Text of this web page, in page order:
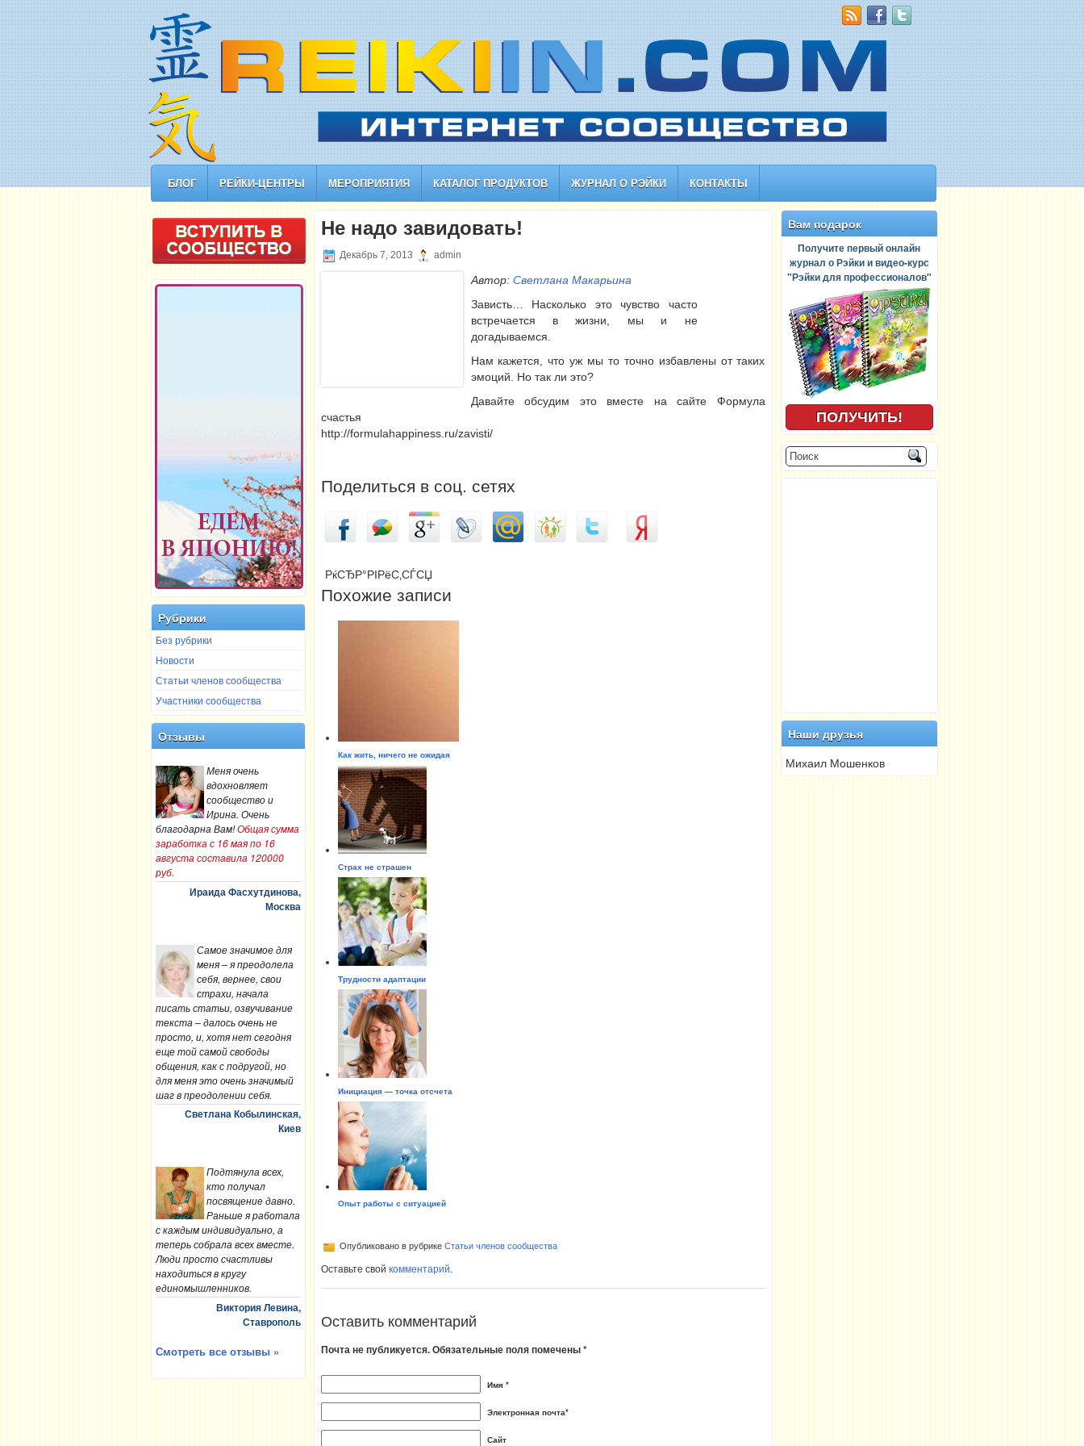
БЛОГ РЕЙКИ-ЦЕНТРЫ МЕРОПРИЯТИЯ КАТАЛОГ ПРОДУКТОВ ЖУРНАЛ О РЭЙКИ КОНТАКТЫ
Рубрики
Без рубрики
Новости
Статьи членов сообщества
Участники сообщества
Отзывы
Меня очень
вдохновляет
сообщество и
Ирина. Очень
благодарна Вам!Общая сумма
заработка с 16 мая по 16
августа составила 120000
руб.
Ираида Фасхутдинова,
Москва
Самое значимое для
меня – я преодолела
себя, вернее, свои
страхи, начала
писать статьи, озвучивание
текста – далось очень не
просто, и, хотя нет сегодня
еще той самой свободы
общения, как с подругой, но
для меня это очень значимый
шаг в преодолении себя.
Светлана Кобылинская,
Киев
Подтянула всех,
кто получал
посвящение давно.
Раньше я работала
с каждым индивидуально, а
теперь собрала всех вместе.
Люди просто счастливы
находиться в кругу
единомышленников.
Виктория Левина,
Ставрополь
Смотреть все отзывы »
Не надо завидовать!
Декабрь 7, 2013 admin
Автор: Светлана Макарьина
Зависть… Насколько это чувство часто
встречается в жизни, мы и не
догадываемся.
Нам кажется, что уж мы то точно избавлены от таких
эмоций. Но так ли это?
Давайте обсудим это вместе на сайте Формула
счастья
http://formulahappiness.ru/zavisti/
Поделиться в соц. сетях
РќСЂР°РІРёС‚СЃСЏ
Похожие записи
Как жить, ничего не ожидая
Страх не страшен
Трудности адаптации
Инициация — точка отсчета
Опыт работы с ситуацией
Опубликовано в рубрике Статьи членов сообщества
Оставьте свой комментарий.
Оставить комментарий
Почта не публикуется. Обязательные поля помечены *
Имя *
Электронная почта*
Сайт
Вам подарок
Получите первый онлайн
журнал о Рэйки и видео-курс
"Рэйки для профессионалов"
Наши друзья
Михаил Мошенков